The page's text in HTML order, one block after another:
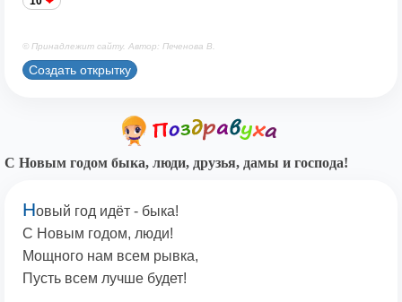
© Принадлежит сайту. Автор: Печенова В.
Создать открытку
С Новым годом быка, люди, друзья, дамы и господа!
Новый год идёт - быка!
С Новым годом, люди!
Мощного нам всем рывка,
Пусть всем лучше будет!